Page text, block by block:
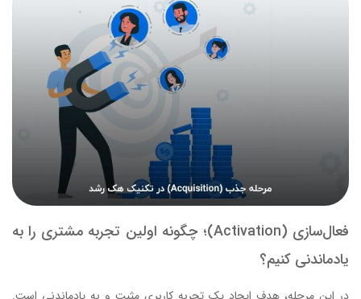
فعال‌سازی (Activation)؛ چگونه اولین تجربه مشتری را به
یادماندنی کنیم؟